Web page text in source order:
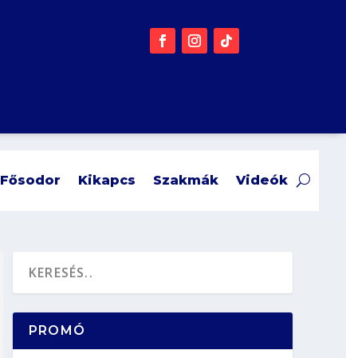
Fősodor Kikapcs Szakmák Videók
PROMÓ